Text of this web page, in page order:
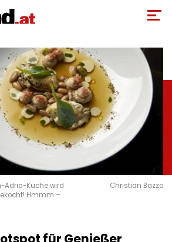
Adria-Küche wird
Hmmm –
Christian Bazzo